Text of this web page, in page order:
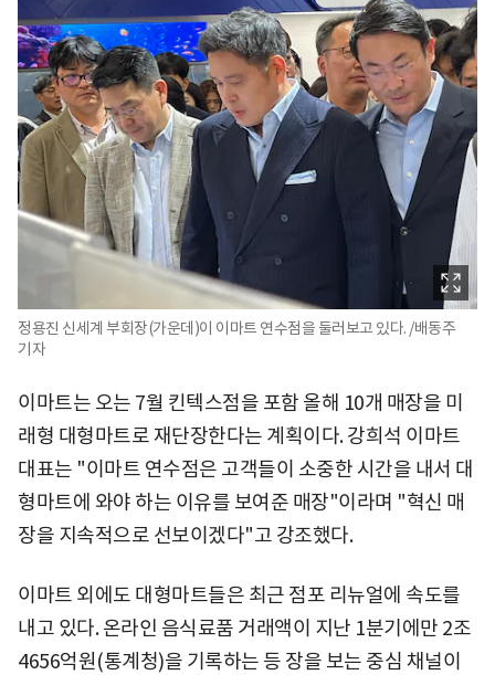
정용진 신세계 부회장(가운데)이 이마트 연수점을 둘러보고 있다. /배동주
기자
이마트는 오는 7월 킨텍스점을 포함 올해 10개 매장을 미
래형 대형마트로 재단장한다는 계획이다. 강희석 이마트
대표는 "이마트 연수점은 고객들이 소중한 시간을 내서 대
형마트에 와야 하는 이유를 보여준 매장"이라며 "혁신 매
장을 지속적으로 선보이겠다"고 강조했다.
이마트 외에도 대형마트들은 최근 점포 리뉴얼에 속도를
내고 있다. 온라인 음식료품 거래액이 지난 1분기에만 2조
4656억원(통계청)을 기록하는 등 장을 보는 중심 채널이